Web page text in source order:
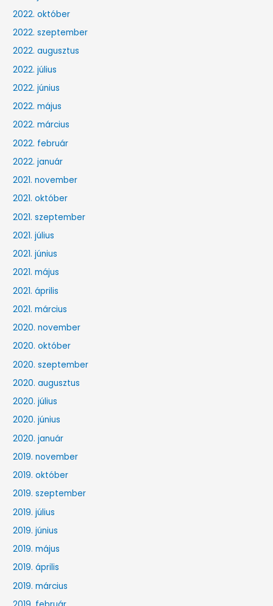
2022. október
2022. szeptember
2022. augusztus
2022. július
2022. június
2022. május
2022. március
2022. február
2022. január
2021. november
2021. október
2021. szeptember
2021. július
2021. június
2021. május
2021. április
2021. március
2020. november
2020. október
2020. szeptember
2020. augusztus
2020. július
2020. június
2020. január
2019. november
2019. október
2019. szeptember
2019. július
2019. június
2019. május
2019. április
2019. március